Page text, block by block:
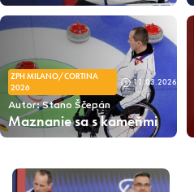
ZPH MILANO/CORTINA
2026
11.03.2026
Autor: Stano Ščepán
Maznanie sa s kameňmi